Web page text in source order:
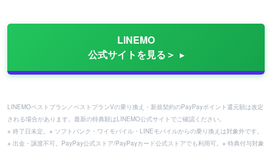
LINEMO
公式サイトを見る＞
LINEMOベストプラン／ベストプランVの乗り換え・新規契約のPayPayポイント還元額は改定
される場合があります。最新の特典額はLINEMO公式サイトでご確認ください。
※ 終了日未定。※ ソフトバンク・ワイモバイル・LINEモバイルからの乗り換えは対象外です。
※ 出金・譲渡不可。PayPay公式ストア/PayPayカード公式ストアでも利用可。※ 特典付与対象